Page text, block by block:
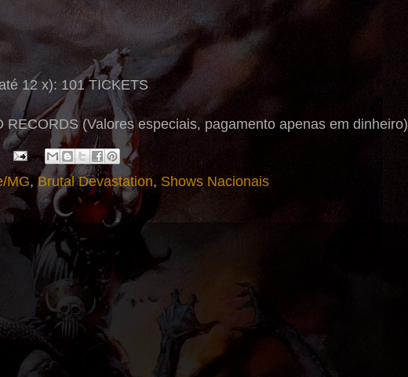
12 x): 101 TICKETS
(Valores especiais, pagamento apenas em dinheiro)
MG, Brutal Devastation, Shows Nacionais